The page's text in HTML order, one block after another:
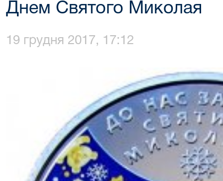
Днем Святого Миколая
19 грудня 2017, 17:12